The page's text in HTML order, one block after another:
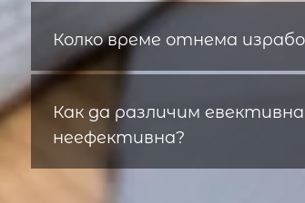
Колко време отнема
Как да различим
неефективна?